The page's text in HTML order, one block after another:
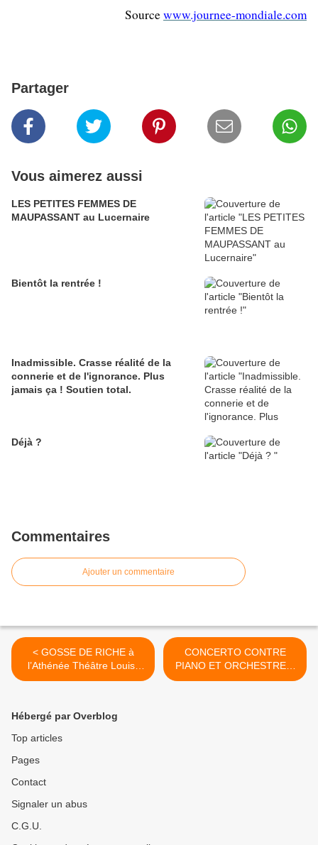
Sourcewww.journee-mondiale.com
Partager
Vous aimerez aussi
LES PETITES FEMMES DE
MAUPASSANT au Lucernaire
Bientôt la rentrée !
Inadmissible. Crasse réalité de la
connerie et de l'ignorance. Plus
jamais ça ! Soutien total.
Déjà ?
Commentaires
Ajouter un commentaire
< GOSSE DE RICHE à
l’Athénée Théâtre Louis-
Jouvet
CONCERTO CONTRE
PIANO ET ORCHESTRE à
l’Athénée Théâtre Louis-
Hébergé par Overblog
Top articles
Pages
Contact
Signaler un abus
C.G.U.